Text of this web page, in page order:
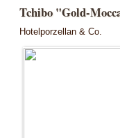
Tchibo "Gold-
Hotelporzellan & Co.